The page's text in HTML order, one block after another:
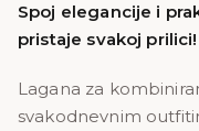
Spoj elegancije i
pristaje svakoj prilici!
Lagana za
svakodnevnim